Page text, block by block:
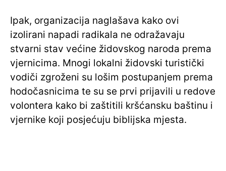
Ipak, organizacija naglašava kako ovi
izolirani napadi radikala ne odražavaju
stvarni stav većine židovskog naroda prema
vjernicima. Mnogi lokalni židovski turistički
vodiči zgroženi su lošim postupanjem prema
hodočasnicima te su se prvi prijavili u redove
volontera kako bi zaštitili kršćansku baštinu i
vjernike koji posjećuju biblijska mjesta.